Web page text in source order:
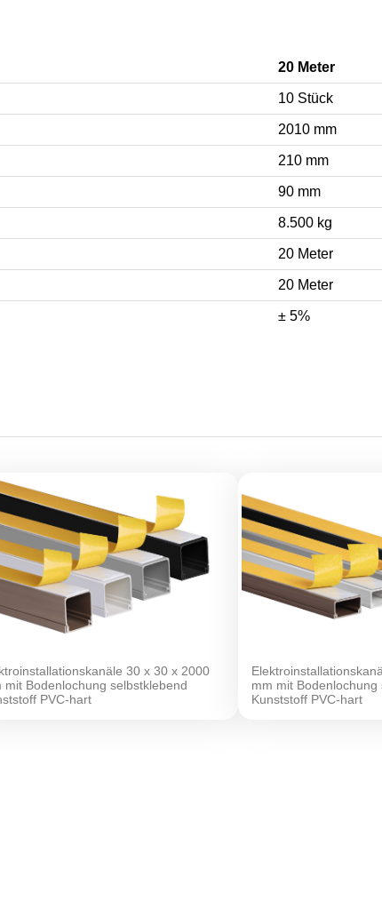
20 Meter
10 Stück
2010 mm
210 mm
90 mm
8.500 kg
20 Meter
20 Meter
± 5%
30 x 30 x 2000
mit Bodenlochung selbstklebend
PVC-hart
mm mit Bodenlochung
Kunststoff PVC-hart